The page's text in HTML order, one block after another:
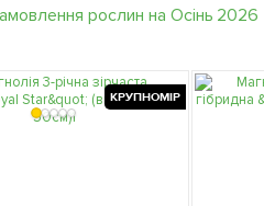
КРУПНОМІР